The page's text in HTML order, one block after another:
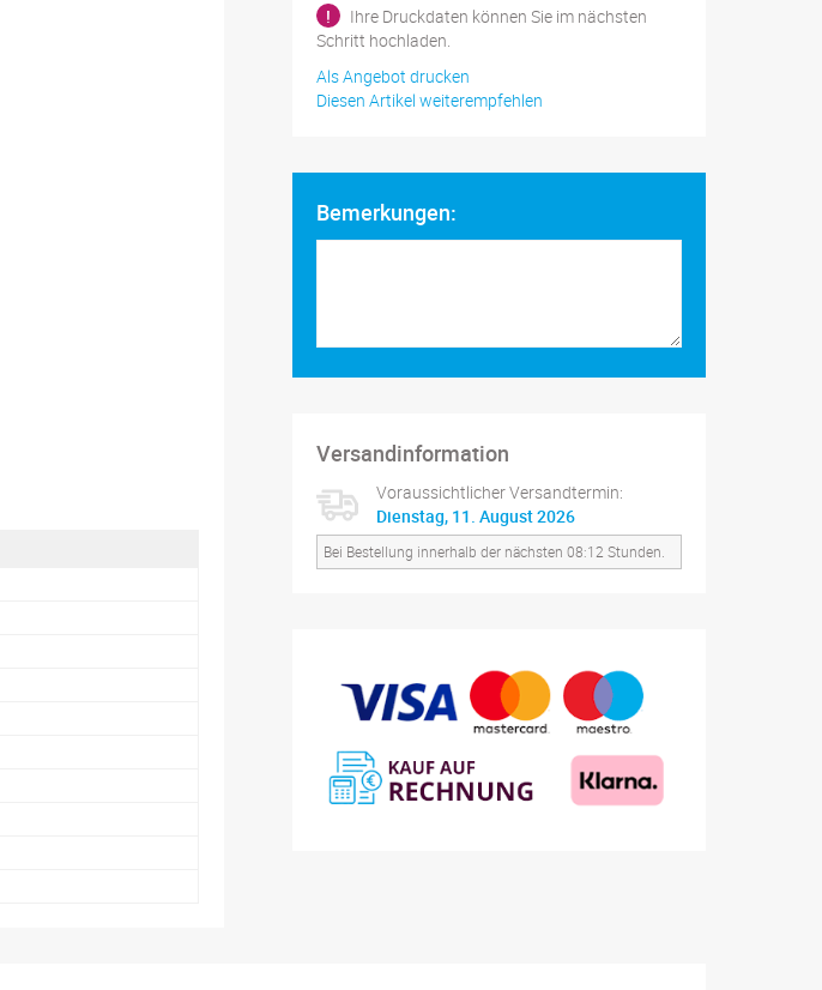
!
Ihre Druckdaten können Sie im nächsten
Schritt hochladen.
Als Angebot drucken
Diesen Artikel weiterempfehlen
Bemerkungen:
Versandinformation
Voraussichtlicher Versandtermin:
Dienstag, 11. August 2026
Bei Bestellung innerhalb der nächsten 08:12 Stunden.